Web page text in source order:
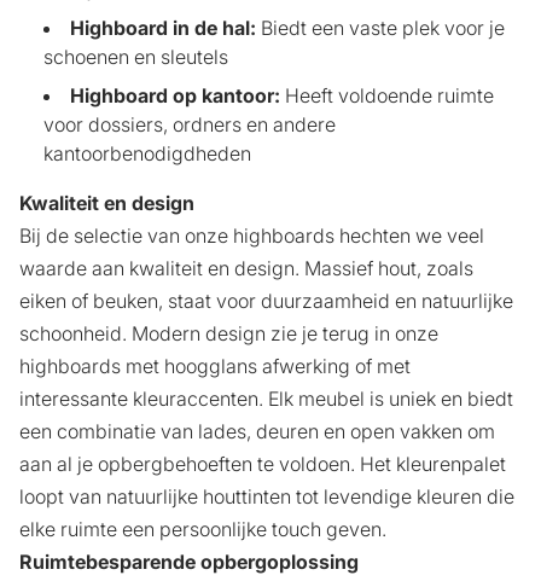
Highboard in de hal: Biedt een vaste plek voor je
schoenen en sleutels
Highboard op kantoor: Heeft voldoende ruimte
voor dossiers, ordners en andere
kantoorbenodigdheden
Kwaliteit en design
Bij de selectie van onze highboards hechten we veel
waarde aan kwaliteit en design. Massief hout, zoals
eiken of beuken, staat voor duurzaamheid en natuurlijke
schoonheid. Modern design zie je terug in onze
highboards met hoogglans afwerking of met
interessante kleuraccenten. Elk meubel is uniek en biedt
een combinatie van lades, deuren en open vakken om
aan al je opbergbehoeften te voldoen. Het kleurenpalet
loopt van natuurlijke houttinten tot levendige kleuren die
elke ruimte een persoonlijke touch geven.
Ruimtebesparende opbergoplossing